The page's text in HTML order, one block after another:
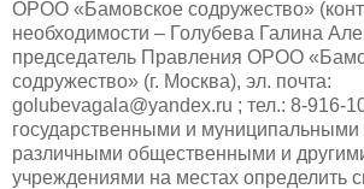
ОРОО «Бамовское содружество»
необходимости – Голубева Галина
председатель Правления ОРОО
содружество» (г. Москва), эл. почта:
golubevagala@yandex.ru ; тел.: 8-916-
государственными и муниципальными
различными общественными и
учреждениями на местах определить